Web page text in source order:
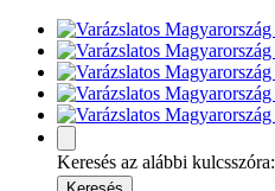
Keresés az alábbi kulcsszóra: